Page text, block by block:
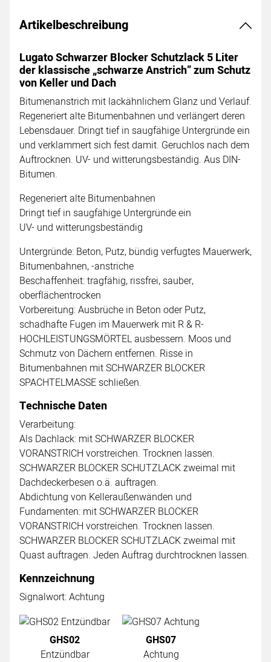
Artikelbeschreibung
Lugato Schwarzer Blocker Schutzlack 5 Liter
der klassische „schwarze Anstrich” zum Schutz
von Keller und Dach
Bitumenanstrich mit lackähnlichem Glanz und Verlauf.
Regeneriert alte Bitumenbahnen und verlängert deren
Lebensdauer. Dringt tief in saugfähige Untergründe ein
und verklammert sich fest damit. Geruchlos nach dem
Auftrocknen. UV- und witterungsbeständig. Aus DIN-
Bitumen.
Regeneriert alte Bitumenbahnen
Dringt tief in saugfähige Untergründe ein
UV- und witterungsbeständig
Untergründe: Beton, Putz, bündig verfugtes Mauerwerk,
Bitumenbahnen, -anstriche
Beschaffenheit: tragfähig, rissfrei, sauber,
oberflächentrocken
Vorbereitung: Ausbrüche in Beton oder Putz,
schadhafte Fugen im Mauerwerk mit R & R-
HOCHLEISTUNGSMÖRTEL ausbessern. Moos und
Schmutz von Dächern entfernen. Risse in
Bitumenbahnen mit SCHWARZER BLOCKER
SPACHTELMASSE schließen.
Technische Daten
Verarbeitung:
Als Dachlack: mit SCHWARZER BLOCKER
VORANSTRICH vorstreichen. Trocknen lassen.
SCHWARZER BLOCKER SCHUTZLACK zweimal mit
Dachdeckerbesen o.ä. auftragen.
Abdichtung von Kelleraußenwänden und
Fundamenten: mit SCHWARZER BLOCKER
VORANSTRICH vorstreichen. Trocknen lassen.
SCHWARZER BLOCKER SCHUTZLACK zweimal mit
Quast auftragen. Jeden Auftrag durchtrocknen lassen.
Kennzeichnung
Signalwort: Achtung
GHS02
Entzündbar
GHS07
Achtung